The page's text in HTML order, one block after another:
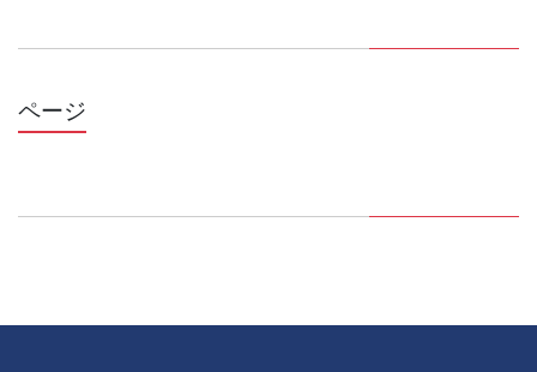
ページ